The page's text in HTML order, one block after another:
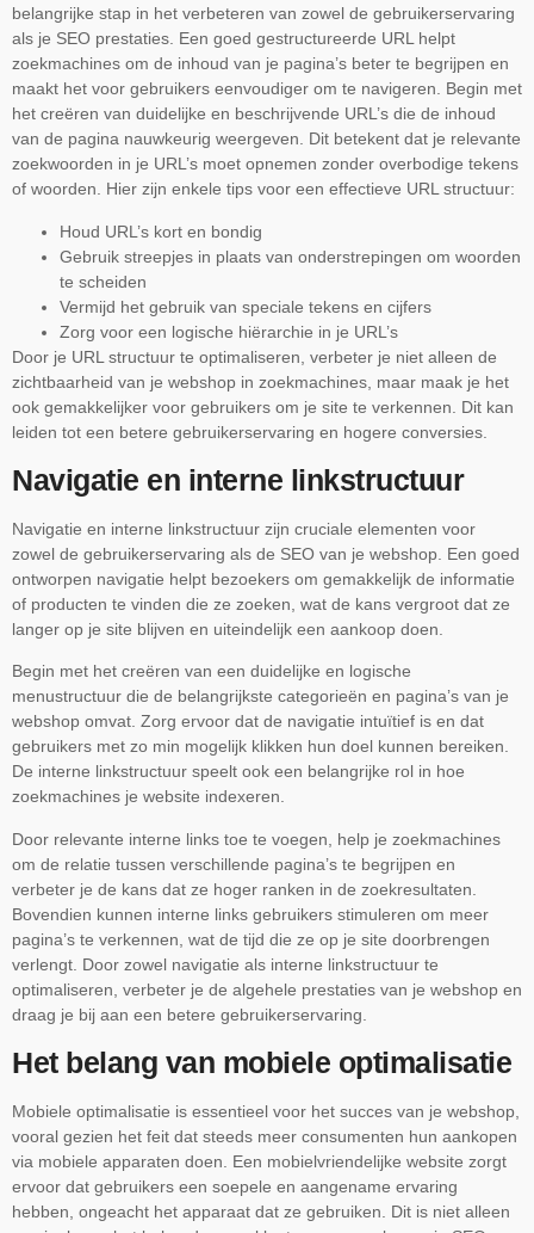
belangrijke stap in het verbeteren van zowel de gebruikerservaring
als je SEO prestaties. Een goed gestructureerde URL helpt
zoekmachines om de inhoud van je pagina’s beter te begrijpen en
maakt het voor gebruikers eenvoudiger om te navigeren. Begin met
het creëren van duidelijke en beschrijvende URL’s die de inhoud
van de pagina nauwkeurig weergeven. Dit betekent dat je relevante
zoekwoorden in je URL’s moet opnemen zonder overbodige tekens
of woorden. Hier zijn enkele tips voor een effectieve URL structuur:
Houd URL’s kort en bondig
Gebruik streepjes in plaats van onderstrepingen om woorden
te scheiden
Vermijd het gebruik van speciale tekens en cijfers
Zorg voor een logische hiërarchie in je URL’s
Door je URL structuur te optimaliseren, verbeter je niet alleen de
zichtbaarheid van je webshop in zoekmachines, maar maak je het
ook gemakkelijker voor gebruikers om je site te verkennen. Dit kan
leiden tot een betere gebruikerservaring en hogere conversies.
Navigatie en interne linkstructuur
Navigatie en interne linkstructuur zijn cruciale elementen voor
zowel de gebruikerservaring als de SEO van je webshop. Een goed
ontworpen navigatie helpt bezoekers om gemakkelijk de informatie
of producten te vinden die ze zoeken, wat de kans vergroot dat ze
langer op je site blijven en uiteindelijk een aankoop doen.
Begin met het creëren van een duidelijke en logische
menustructuur die de belangrijkste categorieën en pagina’s van je
webshop omvat. Zorg ervoor dat de navigatie intuïtief is en dat
gebruikers met zo min mogelijk klikken hun doel kunnen bereiken.
De interne linkstructuur speelt ook een belangrijke rol in hoe
zoekmachines je website indexeren.
Door relevante interne links toe te voegen, help je zoekmachines
om de relatie tussen verschillende pagina’s te begrijpen en
verbeter je de kans dat ze hoger ranken in de zoekresultaten.
Bovendien kunnen interne links gebruikers stimuleren om meer
pagina’s te verkennen, wat de tijd die ze op je site doorbrengen
verlengt. Door zowel navigatie als interne linkstructuur te
optimaliseren, verbeter je de algehele prestaties van je webshop en
draag je bij aan een betere gebruikerservaring.
Het belang van mobiele optimalisatie
Mobiele optimalisatie is essentieel voor het succes van je webshop,
vooral gezien het feit dat steeds meer consumenten hun aankopen
via mobiele apparaten doen. Een mobielvriendelijke website zorgt
ervoor dat gebruikers een soepele en aangename ervaring
hebben, ongeacht het apparaat dat ze gebruiken. Dit is niet alleen